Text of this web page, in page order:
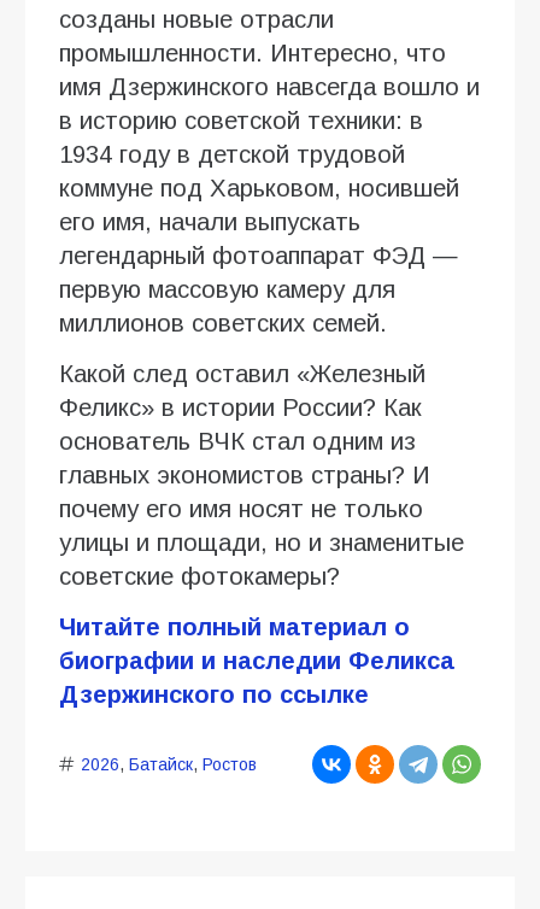
созданы новые отрасли
промышленности. Интересно, что
имя Дзержинского навсегда вошло и
в историю советской техники: в
1934 году в детской трудовой
коммуне под Харьковом, носившей
его имя, начали выпускать
легендарный фотоаппарат ФЭД —
первую массовую камеру для
миллионов советских семей.
Какой след оставил «Железный
Феликс» в истории России? Как
основатель ВЧК стал одним из
главных экономистов страны? И
почему его имя носят не только
улицы и площади, но и знаменитые
советские фотокамеры?
Читайте полный материал о
биографии и наследии Феликса
Дзержинского по ссылке
2026, Батайск, Ростов